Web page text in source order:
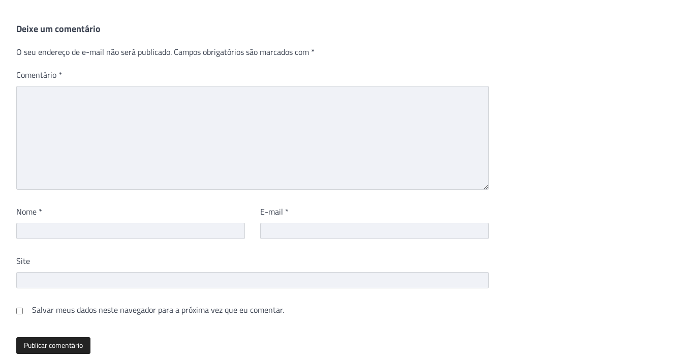
Deixe um comentário
O seu endereço de e-mail não será publicado. Campos obrigatórios são marcados com *
Comentário *
Nome * E-mail *
Site
Salvar meus dados neste navegador para a próxima vez que eu comentar.